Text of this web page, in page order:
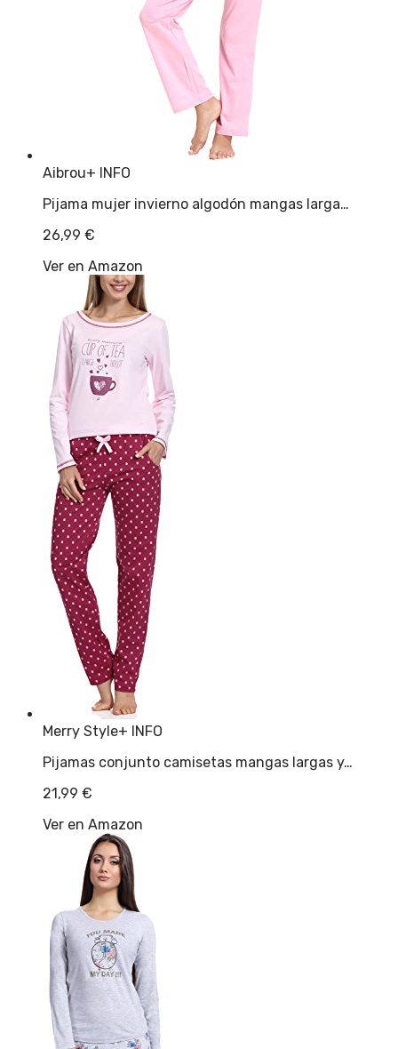
Aibrou+ INFO
Pijama mujer invierno algodón mangas larga…
26,99 €
Ver en Amazon
Merry Style+ INFO
Pijamas conjunto camisetas mangas largas y…
21,99 €
Ver en Amazon